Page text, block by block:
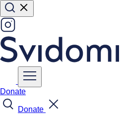
Donate
Donate